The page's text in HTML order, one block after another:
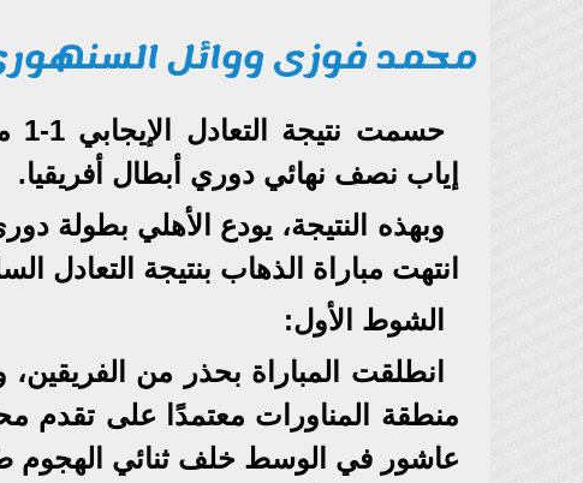
محمد فوزى ووائل
إياب نصف نهائي دوري أبطال أفريقيا.
وبهذه النتيجة، يودع الأهلي بطولة
انتهت مباراة الذهاب بنتيجة التعادل
الشوط الأول:
انطلقت المباراة بحذر من
منطقة المناورات معتمدًا على تقدم
عاشور في الوسط خلف ثنائي الهجوم